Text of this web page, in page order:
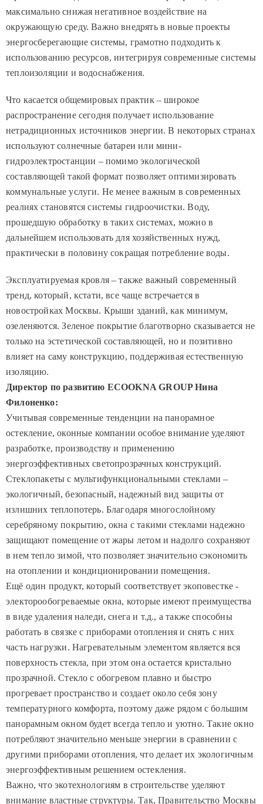
максимально снижая негативное воздействие на
окружающую среду. Важно внедрять в новые проекты
энергосберегающие системы, грамотно подходить к
использованию ресурсов, интегрируя современные системы
теплоизоляции и водоснабжения.
Что касается общемировых практик – широкое
распространение сегодня получает использование
нетрадиционных источников энергии. В некоторых странах
используют солнечные батареи или мини-
гидроэлектростанции – помимо экологической
составляющей такой формат позволяет оптимизировать
коммунальные услуги. Не менее важным в современных
реалиях становятся системы гидроочистки. Воду,
прошедшую обработку в таких системах, можно в
дальнейшем использовать для хозяйственных нужд,
практически в половину сокращая потребление воды.
Эксплуатируемая кровля – также важный современный
тренд, который, кстати, все чаще встречается в
новостройках Москвы. Крыши зданий, как минимум,
озеленяются. Зеленое покрытие благотворно сказывается не
только на эстетической составляющей, но и позитивно
влияет на саму конструкцию, поддерживая естественную
изоляцию.
Директор по развитию ECOOKNA GROUP Нина
Филоненко:
Учитывая современные тенденции на панорамное
остекление, оконные компании особое внимание уделяют
разработке, производству и применению
энергоэффективных светопрозрачных конструкций.
Стеклопакеты с мультифункциональными стеклами –
экологичный, безопасный, надежный вид защиты от
излишних теплопотерь. Благодаря многослойному
серебряному покрытию, окна с такими стеклами надежно
защищают помещение от жары летом и надолго сохраняют
в нем тепло зимой, что позволяет значительно сэкономить
на отоплении и кондиционировании помещения.
Ещё один продукт, который соответствует экоповестке -
электорообогреваемые окна, которые имеют преимущества
в виде удаления наледи, снега и т.д., а также способны
работать в связке с приборами отопления и снять с них
часть нагрузки. Нагревательным элементом является вся
поверхность стекла, при этом она остается кристально
прозрачной. Стекло с обогревом плавно и быстро
прогревает пространство и создает около себя зону
температурного комфорта, поэтому даже рядом с большим
панорамным окном будет всегда тепло и уютно. Такие окно
потребляют значительно меньше энергии в сравнении с
другими приборами отопления, что делает их экологичным
энергоэффективным решением остекления.
Важно, что экотехнологиям в строительстве уделяют
внимание властные структуры. Так, Правительство Москвы